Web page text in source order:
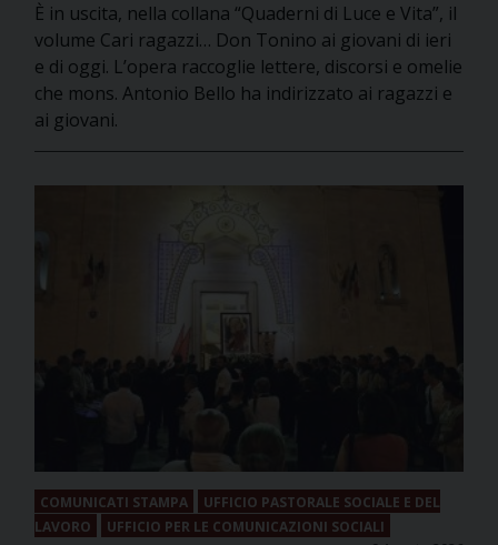
È in uscita, nella collana “Quaderni di Luce e Vita”, il
volume Cari ragazzi… Don Tonino ai giovani di ieri
e di oggi. L’opera raccoglie lettere, discorsi e omelie
che mons. Antonio Bello ha indirizzato ai ragazzi e
ai giovani.
COMUNICATI STAMPA
UFFICIO PASTORALE SOCIALE E DEL
LAVORO
UFFICIO PER LE COMUNICAZIONI SOCIALI